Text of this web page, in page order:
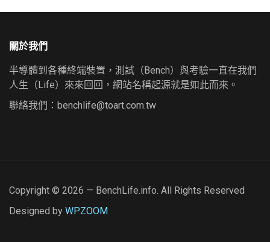
關於我們
半導體到各種終端裝置，測試（Bench）與考驗一直在我們
人生（Life）來來回回，網站名稱起源就是如此而來。
聯絡我們： benchlife@toart.com.tw
Copyright © 2026 — BenchLife.info. All Rights Reserved
Designed by WPZOOM